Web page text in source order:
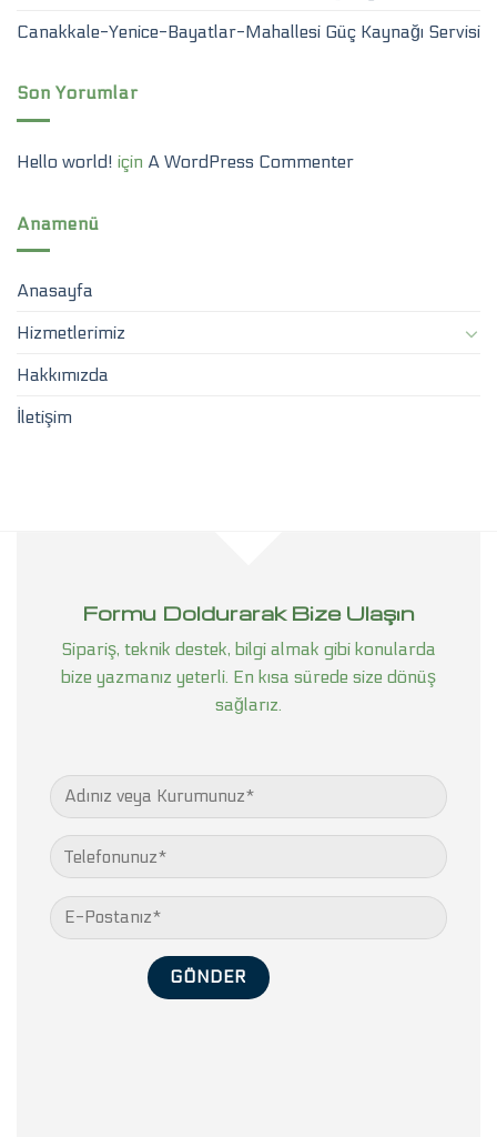
Canakkale-Yenice-Bayatlar-Mahallesi Güç Kaynağı Servisi
Son Yorumlar
Hello world! için A WordPress Commenter
Anamenü
Anasayfa
Hizmetlerimiz
Hakkımızda
İletişim
Formu Doldurarak Bize Ulaşın
Sipariş, teknik destek, bilgi almak gibi konularda
bize yazmanız yeterli. En kısa sürede size dönüş
sağlarız.